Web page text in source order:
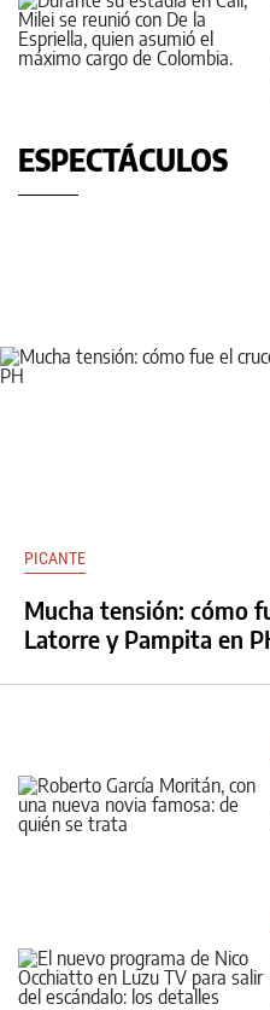
ESPECTÁCULOS
PICANTE
Mucha tensión: cómo
Latorre y Pampita en